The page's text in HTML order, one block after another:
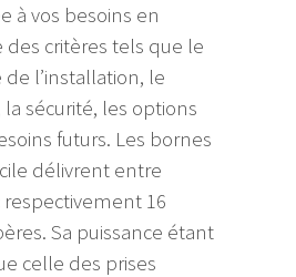
à vos besoins en
critères tels que le
l’installation, le
sécurité, les options
futurs. Les bornes
délivrent entre
respectivement 16
Sa puissance étant
celle des prises